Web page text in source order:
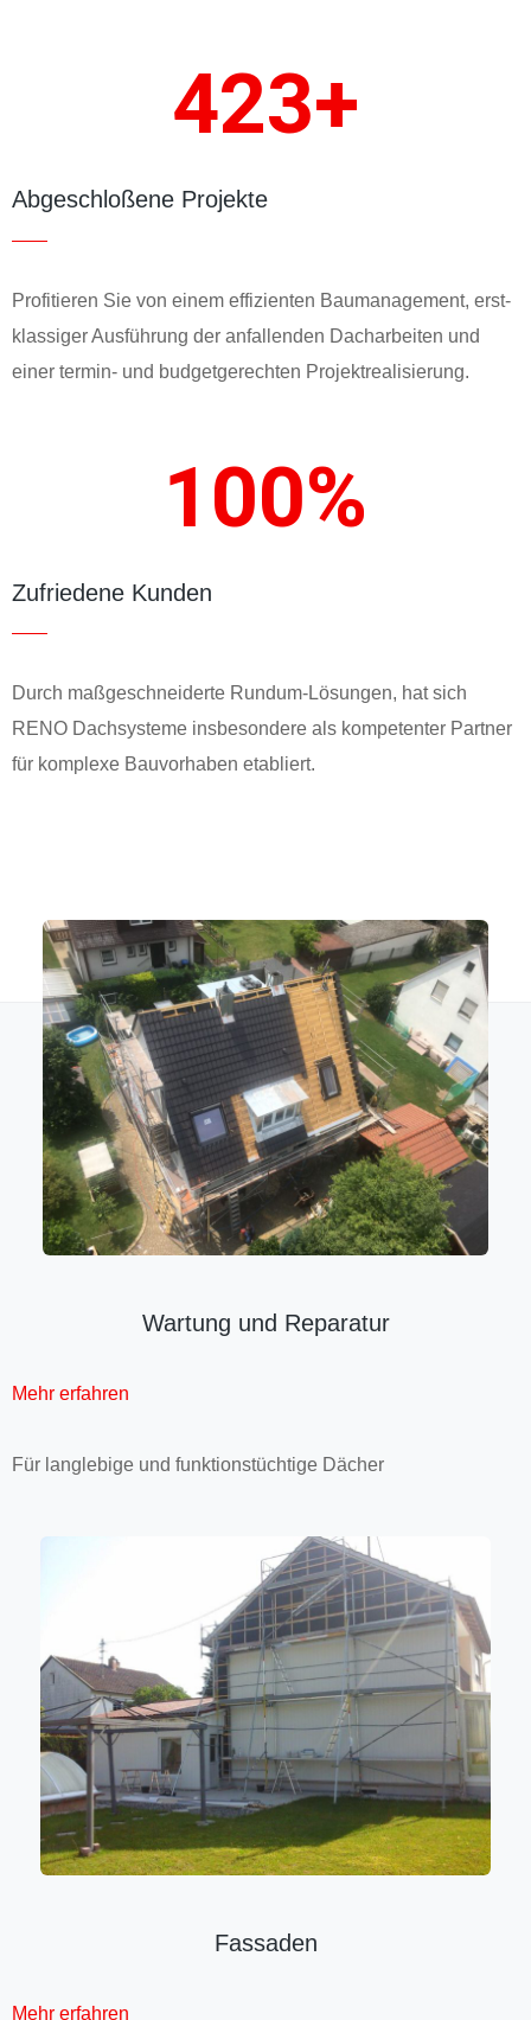
423+
Abgeschloßene Projekte
Profitieren Sie von einem effizienten Bau­manage­ment, erst­
klassiger Aus­führung der anfallenden Dach­arbeiten und
einer termin- und budget­gerechten Projekt­realisierung.
100%
Zufriedene Kunden
Durch maß­ge­schneiderte Rundum-Lösungen, hat sich
RENO Dach­systeme insbesondere als kom­petenter Partner
für komplexe Bau­vorhaben etabliert.
Wartung und Reparatur
Mehr erfahren
Für langlebige und funktions­tüchtige Dächer
Fassaden
Mehr erfahren